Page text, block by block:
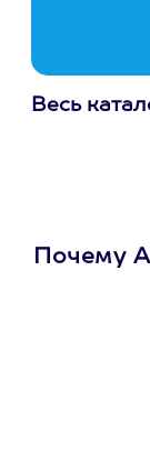
Весь
Почему